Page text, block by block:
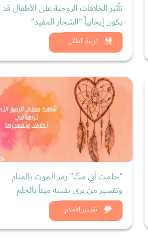
تربية الطفل
تأثير الخلافات الزوجية على الأطفال قد
يكون إيجابياً "الشجار المفيد"
شاهد الان
تفسير الاحلام
"حلمت أني متّ" رمز الموت بالمنام
وتفسير من يرى نفسه ميتاً بالحلم
شاهد الان